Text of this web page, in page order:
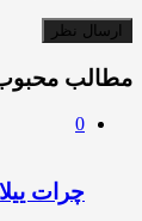
مطالب
0
چرات